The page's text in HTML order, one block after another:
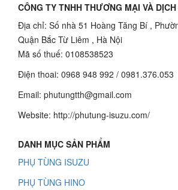
CÔNG TY TNHH THƯƠNG MẠI VÀ
Địa chỉ: Số nhà 51 Hoàng Tăng Bí ,
Quận Bắc Từ Liêm , Hà Nội
Mã số thuế: 0108538523
Điện thoai: 0968 948 992 / 0981.376.053
Email: phutungtth@gmail.com
Website: http://phutung-isuzu.com/
DANH MỤC SẢN PHẨM
PHỤ TÙNG ISUZU
PHỤ TÙNG HINO